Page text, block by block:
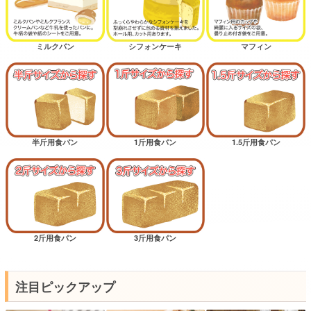
ミルクパン シフォンケーキ マフィン
半斤用食パン 1斤用食パン 1.5斤用食パン
2斤用食パン 3斤用食パン
注目ピックアップ